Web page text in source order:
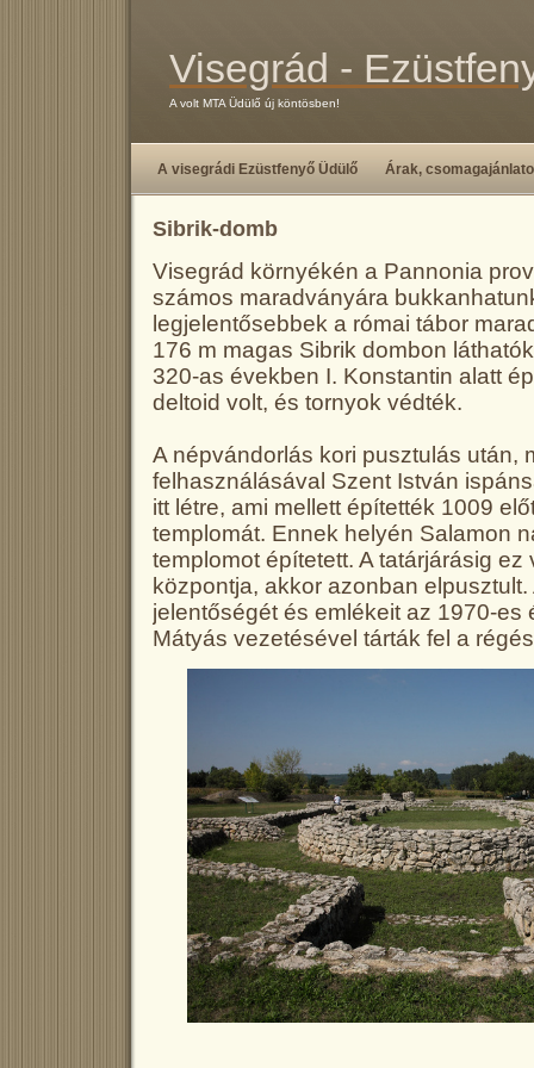
Visegrád -
A volt MTA Üdülő új köntösben!
A visegrádi Ezüstfenyő Üdülő Árak,
Sibrik-domb
Visegrád környékén a Pannonia
számos maradványára
legjelentősebbek a római tábor
176 m magas Sibrik dombon
320-as években I. Konstantin alatt
deltoid volt, és tornyok védték.
A népvándorlás kori pusztulás után,
felhasználásával Szent István
itt létre, ami mellett építették 1009
templomát. Ennek helyén Salamon
templomot építetett. A tatárjárásig ez
központja, akkor azonban elpusztult.
jelentőségét és emlékeit az 1970-es
Mátyás vezetésével tárták fel a